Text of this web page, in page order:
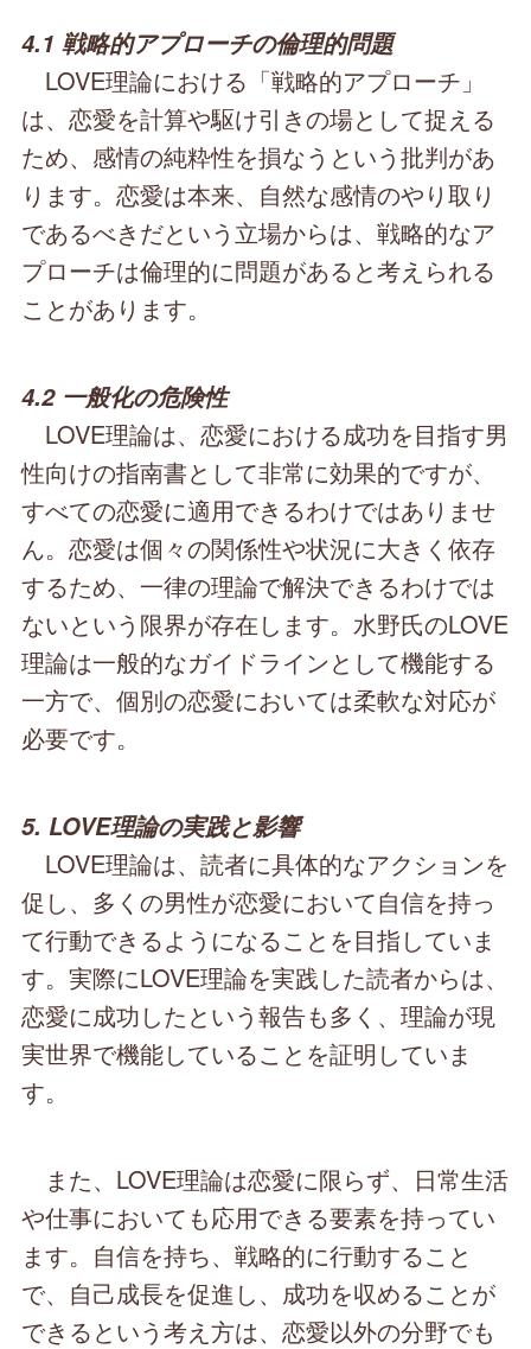
4.1 戦略的アプローチの倫理的問題
LOVE理論における「戦略的アプローチ」
は、恋愛を計算や駆け引きの場として捉える
ため、感情の純粋性を損なうという批判があ
ります。恋愛は本来、自然な感情のやり取り
であるべきだという立場からは、戦略的なア
プローチは倫理的に問題があると考えられる
ことがあります。
4.2 一般化の危険性
LOVE理論は、恋愛における成功を目指す男
性向けの指南書として非常に効果的ですが、
すべての恋愛に適用できるわけではありませ
ん。恋愛は個々の関係性や状況に大きく依存
するため、一律の理論で解決できるわけでは
ないという限界が存在します。水野氏のLOVE
理論は一般的なガイドラインとして機能する
一方で、個別の恋愛においては柔軟な対応が
必要です。
5. LOVE理論の実践と影響
LOVE理論は、読者に具体的なアクションを
促し、多くの男性が恋愛において自信を持っ
て行動できるようになることを目指していま
す。実際にLOVE理論を実践した読者からは、
恋愛に成功したという報告も多く、理論が現
実世界で機能していることを証明していま
す。
また、LOVE理論は恋愛に限らず、日常生活
や仕事においても応用できる要素を持ってい
ます。自信を持ち、戦略的に行動すること
で、自己成長を促進し、成功を収めることが
できるという考え方は、恋愛以外の分野でも